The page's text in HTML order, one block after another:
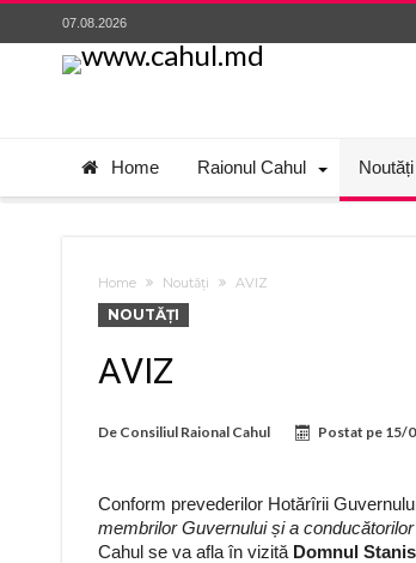
07.08.2026
Home Raionul Cahul Noutăți
Home Noutăți AVIZ
NOUTĂȚI
AVIZ
De Consiliul Raional Cahul Postat pe 15/
Conform prevederilor Hotărîrii
membrilor Guvernului și a
Cahul se va afla în vizită Domnul